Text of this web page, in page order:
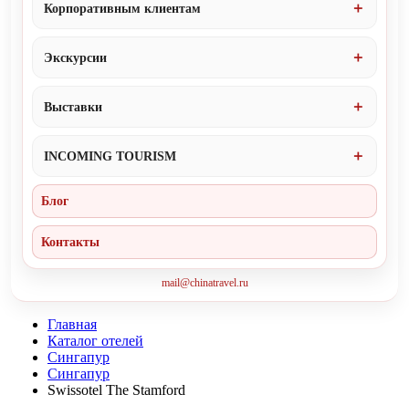
Корпоративным клиентам
Экскурсии
Выставки
INCOMING TOURISM
Блог
Контакты
mail@chinatravel.ru
Главная
Каталог отелей
Сингапур
Сингапур
Swissotel The Stamford